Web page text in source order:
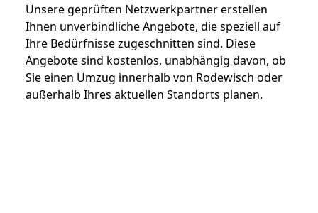
Unsere geprüften Netzwerkpartner erstellen
Ihnen unverbindliche Angebote, die speziell auf
Ihre Bedürfnisse zugeschnitten sind. Diese
Angebote sind kostenlos, unabhängig davon, ob
Sie einen Umzug innerhalb von Rodewisch oder
außerhalb Ihres aktuellen Standorts planen.